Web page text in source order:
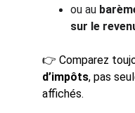
ou au
sur le
👉 Comparez
d’impôts, pas
affichés.